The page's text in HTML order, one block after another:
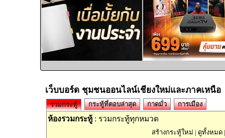
เว็บบอร์ด ชุมชนออนไลน์เชียงใหม่และภาคเหนือ
รวมกระทู้ กระทู้ที่ตอบล่าสุด กาดมั่ว การเมือง
ห้องรวมกระทู้ : รวมกระทู้ทุกหมวด
สร้างกระทู้ใหม่ | ดูทั้งหมด